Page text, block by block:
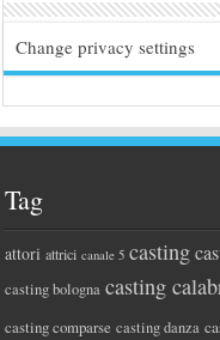
Change privacy settings
Tag
attori attrici canale 5 casting
casting bologna casting
casting comparse casting danza